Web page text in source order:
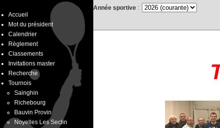
Accueil
Mot du président
Calendrier
Règlement
Classements
Invitations master
Recherche
Tournois
Sainghin
Richebourg
Bauvin Provin
Noyelles Les Seclin
Année sportive :